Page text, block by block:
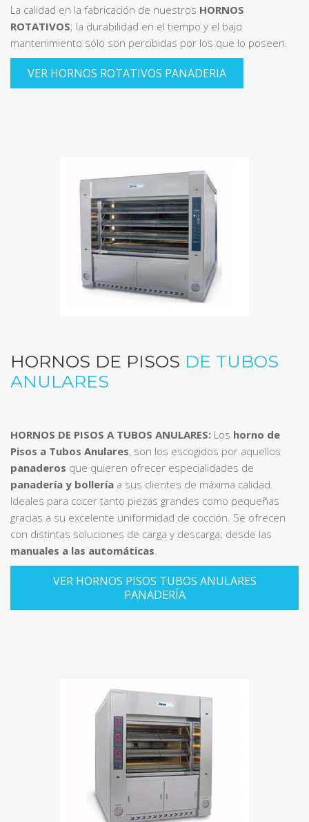
La calidad en la fabricación de nuestros HORNOS
ROTATIVOS; la durabilidad en el tiempo y el bajo
mantenimiento sólo son percibidas por los que lo poseen.
VER HORNOS ROTATIVOS PANADERIA
HORNOS DE PISOS DE TUBOS
ANULARES
HORNOS DE PISOS A TUBOS ANULARES: Los horno de
Pisos a Tubos Anulares, son los escogidos por aquellos
panaderos que quieren ofrecer especialidades de
panadería y bollería a sus clientes de máxima calidad.
Ideales para cocer tanto piezas grandes como pequeñas
gracias a su excelente uniformidad de cocción. Se ofrecen
con distintas soluciones de carga y descarga; desde las
manuales a las automáticas.
VER HORNOS PISOS TUBOS ANULARES
PANADERÍA